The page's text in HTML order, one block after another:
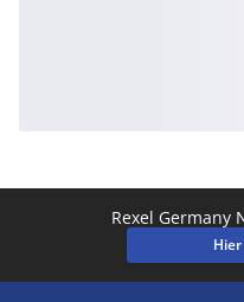
Rexel Germany